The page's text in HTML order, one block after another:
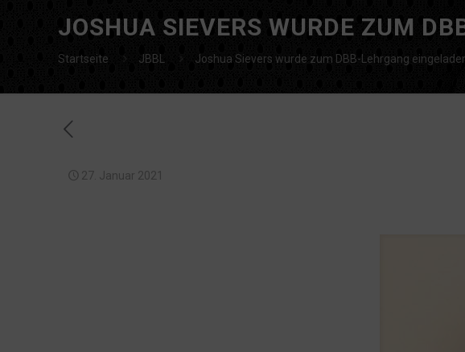
JOSHUA SIEVERS WURDE ZUM
Startseite JBBL Joshua Sievers wurde zum DBB-Lehrgang
27. Januar 2021